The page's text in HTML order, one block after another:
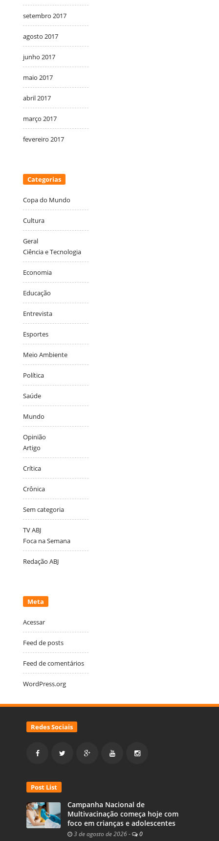
setembro 2017
agosto 2017
junho 2017
maio 2017
abril 2017
março 2017
fevereiro 2017
Categorias
Copa do Mundo
Cultura
Geral
Ciência e Tecnologia
Economia
Educação
Entrevista
Esportes
Meio Ambiente
Política
Saúde
Mundo
Opinião
Artigo
Crítica
Crônica
Sem categoria
TV ABJ
Foca na Semana
Redação ABJ
Meta
Acessar
Feed de posts
Feed de comentários
WordPress.org
Redes Sociais
Post List
Campanha Nacional de
Multivacinação começa hoje com
foco em crianças e adolescentes
3 de agosto de 2026 - 0